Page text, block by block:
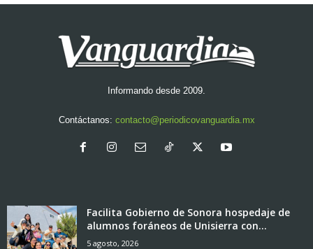
Informando desde 2009.
Contáctanos: contacto@periodicovanguardia.mx
Facilita Gobierno de Sonora hospedaje de
alumnos foráneos de Unisierra con...
5 agosto, 2026